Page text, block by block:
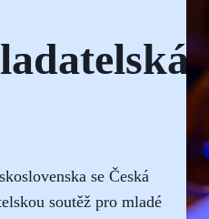
se Česká
soutěž pro mladé